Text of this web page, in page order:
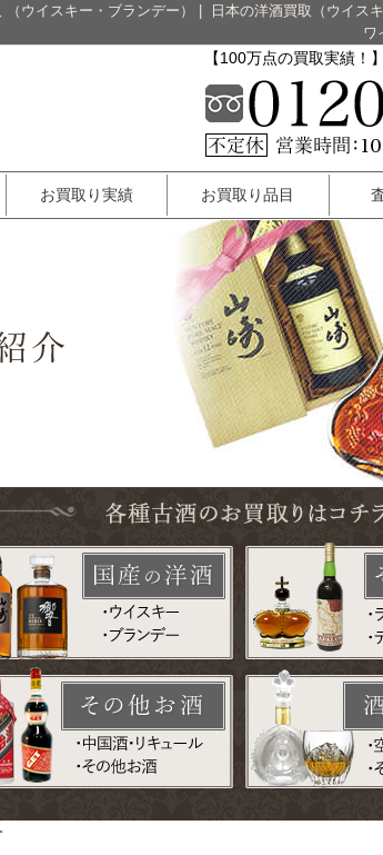
ウイスキー・ブランデー） 日本の洋酒買取（ウイス
ワ
【100万点の買取実績！
お買取り実績 お買取り品目